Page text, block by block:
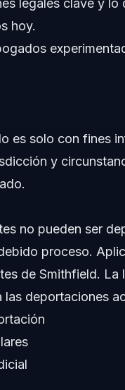
legales clave y lo
hoy.
es solo con fines
y
no pueden ser
proceso.
de Smithfield.
deportaciones